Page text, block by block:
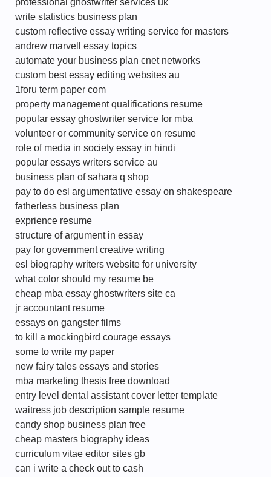
professional ghostwriter services uk
write statistics business plan
custom reflective essay writing service for masters
andrew marvell essay topics
automate your business plan cnet networks
custom best essay editing websites au
1foru term paper com
property management qualifications resume
popular essay ghostwriter service for mba
volunteer or community service on resume
role of media in society essay in hindi
popular essays writers service au
business plan of sahara q shop
pay to do esl argumentative essay on shakespeare
fatherless business plan
exprience resume
structure of argument in essay
pay for government creative writing
esl biography writers website for university
what color should my resume be
cheap mba essay ghostwriters site ca
jr accountant resume
essays on gangster films
to kill a mockingbird courage essays
some to write my paper
new fairy tales essays and stories
mba marketing thesis free download
entry level dental assistant cover letter template
waitress job description sample resume
candy shop business plan free
cheap masters biography ideas
curriculum vitae editor sites gb
can i write a check out to cash